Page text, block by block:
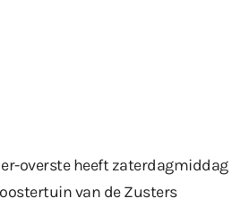
overste heeft zaterdagmiddag
van de Zusters